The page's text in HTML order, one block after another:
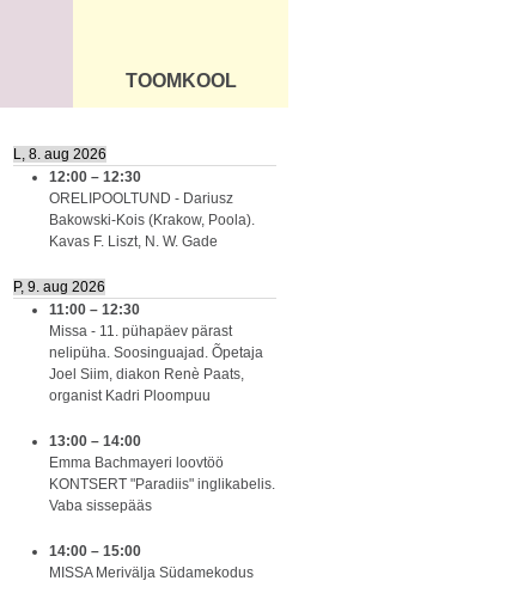
ÜLDINFO
TOOMKOOL
L, 8. aug 2026
12:00 – 12:30
ORELIPOOLTUND - Dariusz
Bakowski-Kois (Krakow, Poola).
Kavas F. Liszt, N. W. Gade
P, 9. aug 2026
11:00 – 12:30
Missa - 11. pühapäev pärast
nelipüha. Soosinguajad. Õpetaja
Joel Siim, diakon Renè Paats,
organist Kadri Ploompuu
13:00 – 14:00
Emma Bachmayeri loovtöö
KONTSERT "Paradiis" inglikabelis.
Vaba sissepääs
14:00 – 15:00
MISSA Merivälja Südamekodus